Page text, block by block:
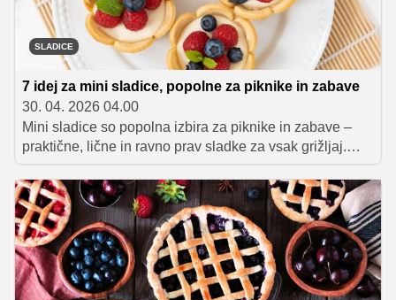
SLADICE
7 idej za mini sladice, popolne za piknike in zabave
30. 04. 2026 04.00
Mini sladice so popolna izbira za piknike in zabave –
praktične, lične in ravno prav sladke za vsak grižljaj.
Pripravili smo sedem idej, ki bodo navdušile goste in
popestrile vsako druženje.